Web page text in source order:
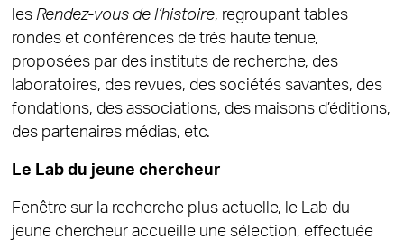
les Rendez-vous de l’histoire, regroupant tables
rondes et conférences de très haute tenue,
proposées par des instituts de recherche, des
laboratoires, des revues, des sociétés savantes, des
fondations, des associations, des maisons d’éditions,
des partenaires médias, etc.
Le Lab du jeune chercheur
Fenêtre sur la recherche plus actuelle, le Lab du
jeune chercheur accueille une sélection, effectuée